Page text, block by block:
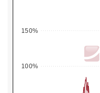
100%
150%